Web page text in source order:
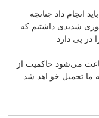
انجام داد چنانچه
شدیدی داشتیم که
در پی دارد
می‌شود حاکمیت از
ما تحمیل خو اهد شد